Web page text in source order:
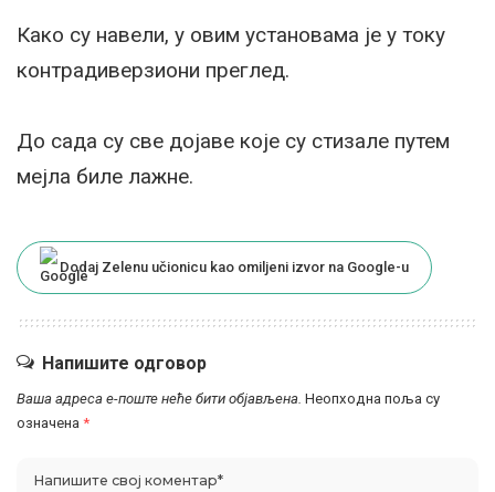
Како су навели, у овим установама је у току
контрадиверзиони преглед.
До сада су све дојаве које су стизале путем
мејла биле лажне.
Dodaj Zelenu učionicu kao omiljeni izvor na Google-u
Напишите одговор
Ваша адреса е-поште неће бити објављена. Неопходна поља су
означена *